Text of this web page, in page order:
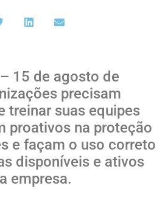
15 de agosto de
precisam
treinar suas equipes
proativos na proteção
e façam o uso correto
disponíveis e ativos
empresa.